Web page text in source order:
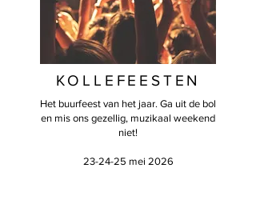
KOLLEFEESTEN
Het buurfeest van het jaar. Ga uit de bol
en mis ons gezellig, muzikaal weekend
niet!
23-24-25 mei 2026​